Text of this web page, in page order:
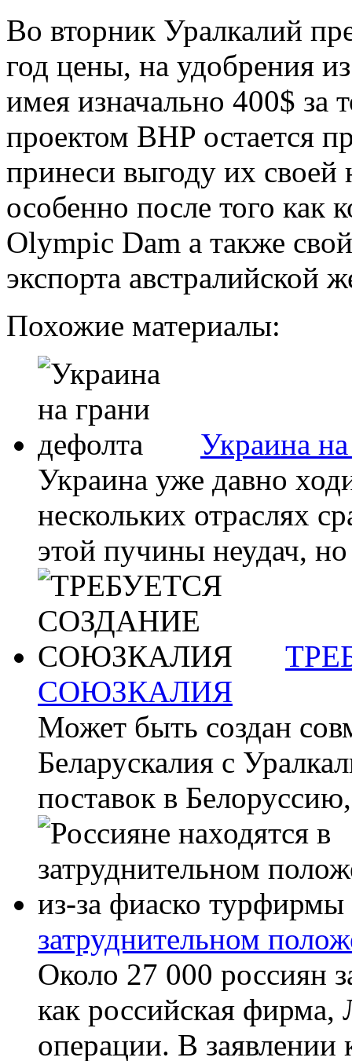
Во вторник Уралкалий
год цены, на удобрения
имея изначально 400$ за
проектом BHP остается
принеси выгоду их своей
особенно после того как
Olympic Dam а также
экспорта австралийской
Похожие материалы:
Украина
Украина уже давно
нескольких отраслях
этой пучины неудач,
СОЮЗКАЛИЯ
Может быть создан
Беларускалия с
поставок в
затруднительном
Около 27 000 россиян
как российская фирма,
операции. В заявлении